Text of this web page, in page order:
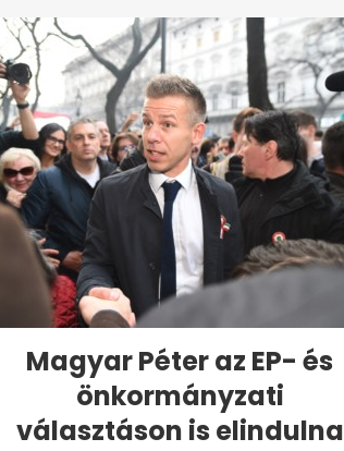
Magyar Péter az EP- és
önkormányzati
választáson is elindulna